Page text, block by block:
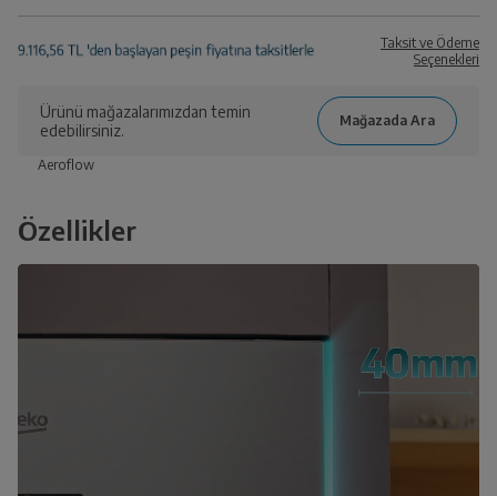
Taksit ve Ödeme
Seçenekleri
Ürünü mağazalarımızdan temin
edebilirsiniz.
Aeroflow
Özellikler